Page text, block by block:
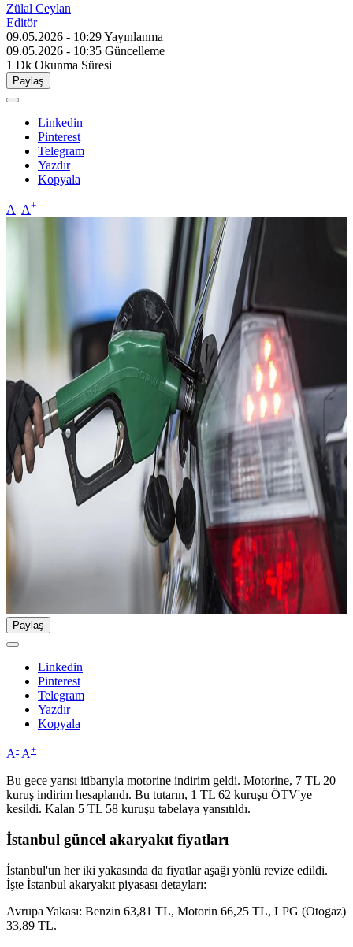
Zülal Ceylan
Editör
09.05.2026 - 10:29Yayınlanma
09.05.2026 - 10:35 Güncelleme
1 Dk Okunma Süresi
Paylaş
Linkedin
Pinterest
Telegram
Yazdır
Kopyala
A- A+
Paylaş
Linkedin
Pinterest
Telegram
Yazdır
Kopyala
A- A+
Bu gece yarısı itibarıyla motorine indirim geldi. Motorine, 7 TL 20
kuruş indirim hesaplandı. Bu tutarın, 1 TL 62 kuruşu ÖTV'ye
kesildi. Kalan 5 TL 58 kuruşu tabelaya yansıtıldı.
İstanbul güncel akaryakıt fiyatları
İstanbul'un her iki yakasında da fiyatlar aşağı yönlü revize edildi.
İşte İstanbul akaryakıt piyasası detayları:
Avrupa Yakası: Benzin 63,81 TL, Motorin 66,25 TL, LPG (Otogaz)
33,89 TL.